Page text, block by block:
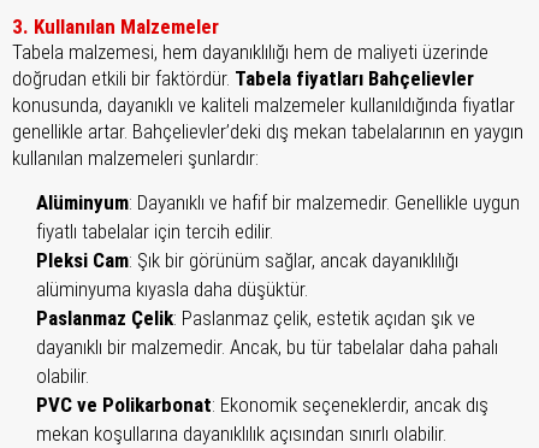
3. Kullanılan Malzemeler
Tabela malzemesi, hem dayanıklılığı hem de maliyeti üzerinde
doğrudan etkili bir faktördür. Tabela fiyatları Bahçelievler
konusunda, dayanıklı ve kaliteli malzemeler kullanıldığında fiyatlar
genellikle artar. Bahçelievler’deki dış mekan tabelalarının en yaygın
kullanılan malzemeleri şunlardır:
Alüminyum: Dayanıklı ve hafif bir malzemedir. Genellikle uygun
fiyatlı tabelalar için tercih edilir.
Pleksi Cam: Şık bir görünüm sağlar, ancak dayanıklılığı
alüminyuma kıyasla daha düşüktür.
Paslanmaz Çelik: Paslanmaz çelik, estetik açıdan şık ve
dayanıklı bir malzemedir. Ancak, bu tür tabelalar daha pahalı
olabilir.
PVC ve Polikarbonat: Ekonomik seçeneklerdir, ancak dış
mekan koşullarına dayanıklılık açısından sınırlı olabilir.